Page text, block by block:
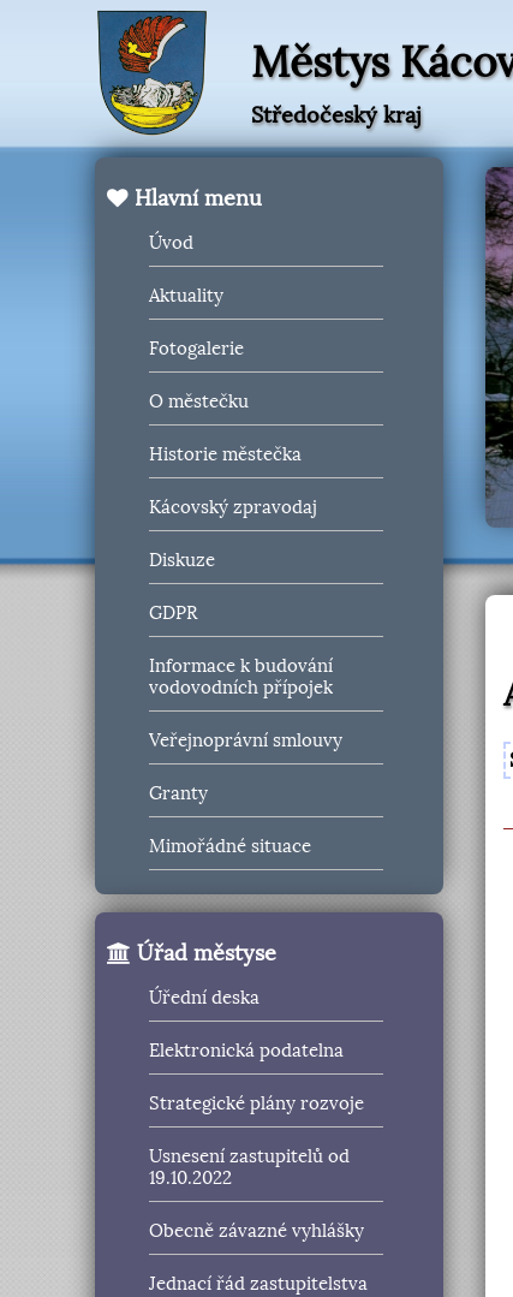
Městys
Středočeský kraj
Hlavní menu
Úvod
Aktuality
Fotogalerie
O městečku
Historie městečka
Kácovský zpravodaj
Diskuze
GDPR
Informace k budování
vodovodních přípojek
Veřejnoprávní smlouvy
Granty
Mimořádné situace
Úřad městyse
Úřední deska
Elektronická podatelna
Strategické plány rozvoje
Usnesení zastupitelů od
19.10.2022
Obecně závazné vyhlášky
Jednací řád zastupitelstva